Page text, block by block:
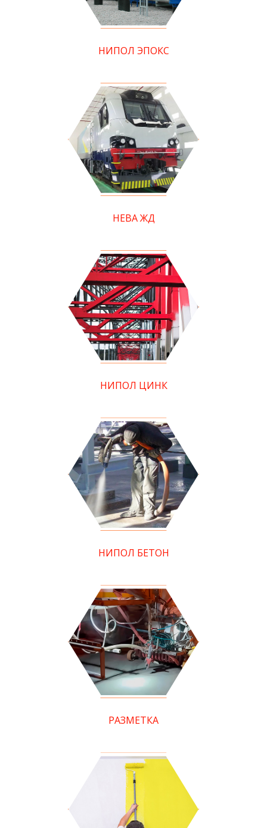
НИПОЛ ЭПОКС
НЕВА ЖД
НИПОЛ ЦИНК
НИПОЛ БЕТОН
РАЗМЕТКА